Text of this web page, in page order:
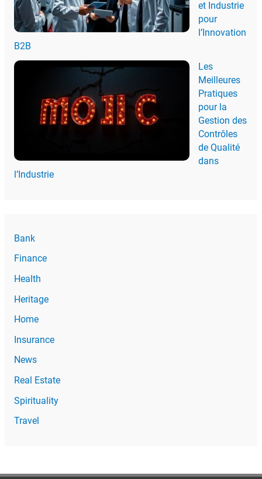
et Industrie
pour
l’Innovation
B2B
Les
Meilleures
Pratiques
pour la
Gestion des
Contrôles
de Qualité
dans
l’Industrie
Bank
Finance
Health
Heritage
Home
Insurance
News
Real Estate
Spirituality
Travel